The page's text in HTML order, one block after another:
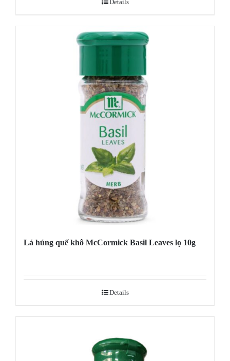
Details
Lá húng quế khô McCormick Basil Leaves lọ 10g
Details